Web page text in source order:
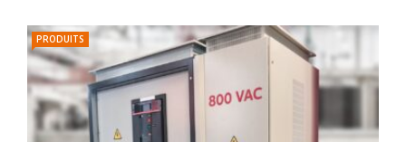
PRODUITS